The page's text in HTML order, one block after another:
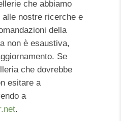
che abbiamo
nostre ricerche e
della
non è esaustiva,
Se
che dovrebbe
esitare a
a
.